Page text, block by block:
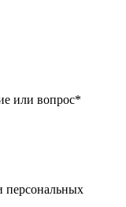
или вопрос*
персональных